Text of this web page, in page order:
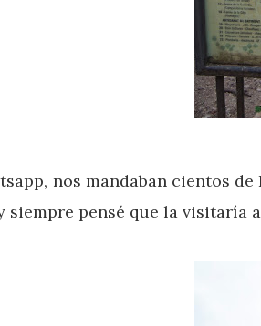
nos mandaban cientos
siempre pensé que la